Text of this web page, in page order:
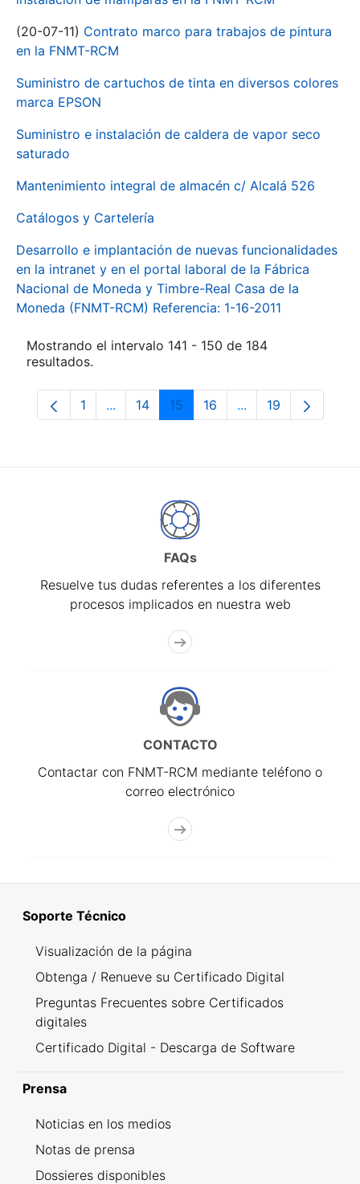
(20-07-11) Contrato marco para trabajos de pintura
en la FNMT-RCM
Suministro de cartuchos de tinta en diversos colores
marca EPSON
Suministro e instalación de caldera de vapor seco
saturado
Mantenimiento integral de almacén c/ Alcalá 526
Catálogos y Cartelería
Desarrollo e implantación de nuevas funcionalidades
en la intranet y en el portal laboral de la Fábrica
Nacional de Moneda y Timbre-Real Casa de la
Moneda (FNMT-RCM) Referencia: 1-16-2011
Mostrando el intervalo 141 - 150 de 184
resultados.
Página
1 ...Páginas intermedias Use TAB para
Página
14 Página
15 Página
16 ...PáginasPágina
19
FAQs
Resuelve tus dudas referentes a los diferentes
procesos implicados en nuestra web
CONTACTO
Contactar con FNMT-RCM mediante teléfono o
correo electrónico
Soporte Técnico
Visualización de la página
Obtenga / Renueve su Certificado Digital
Preguntas Frecuentes sobre Certificados
digitales
Certificado Digital - Descarga de Software
Prensa
Noticias en los medios
Notas de prensa
Dossieres disponibles